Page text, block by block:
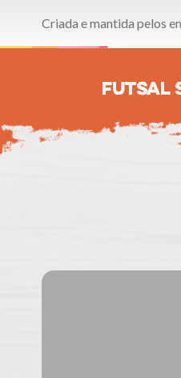
Criada e mantida pelos
FUTSAL